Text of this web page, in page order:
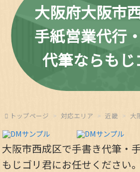
大阪府大阪市
手紙営業代行
代筆ならもじ
トップページ 対応エリア 近畿 大
大阪市西成区で手書き代筆・
もじゴリ君にお任せください